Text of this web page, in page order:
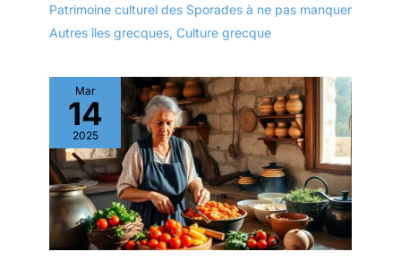
Patrimoine culturel des Sporades à ne pas manquer
Autres îles grecques, Culture grecque
Mar
14
2025